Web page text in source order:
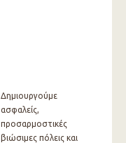
Δημιουργούμε
ασφαλείς,
προσαρμοστικές
βιώσιμες πόλεις και